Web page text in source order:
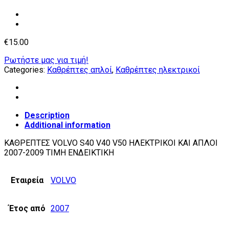
€15.00
Ρωτήστε μας για τιμή!
Categories: Καθρέπτες απλοί, Καθρέπτες ηλεκτρικοί
Description
Additional information
ΚΑΘΡΕΠΤΕΣ VOLVO S40 V40 V50 ΗΛΕΚΤΡΙΚΟΙ ΚΑΙ ΑΠΛΟΙ
2007-2009 ΤΙΜΗ ΕΝΔΕΙΚΤΙΚΗ
Εταιρεία VOLVO
Έτος από 2007